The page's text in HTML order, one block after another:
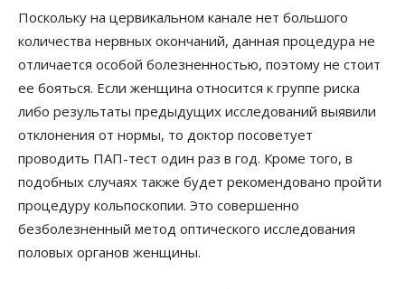
Поскольку на цервикальном канале нет большого
количества нервных окончаний, данная процедура не
отличается особой болезненностью, поэтому не стоит
ее бояться. Если женщина относится к группе риска
либо результаты предыдущих исследований выявили
отклонения от нормы, то доктор посоветует
проводить ПАП-тест один раз в год. Кроме того, в
подобных случаях также будет рекомендовано пройти
процедуру кольпоскопии. Это совершенно
безболезненный метод оптического исследования
половых органов женщины.